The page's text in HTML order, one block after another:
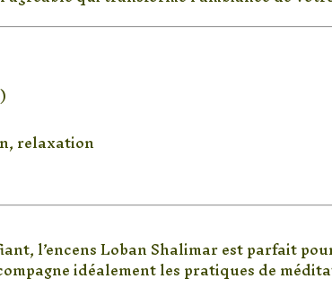
relaxation
la purification et la
l’encens Loban Shalimar est parfait
idéalement les pratiques de